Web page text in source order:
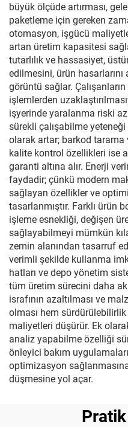
büyük ölçüde artırması,
paketleme için gereken
otomasyon, işgücü
artan üretim kapasitesi
tutarlılık ve hassasiyet,
edilmesini, ürün
görüntü sağlar.
işlemlerden
işyerinde yaralanma riski
sürekli çalışabilme
olarak artar; barkod tarama
kalite kontrol özellikleri ise
garanti altına alır. Enerji
faydadir; çünkü modern
sağlayan özellikler ve
tasarlanmıştır. Farklı ürün
işleme esnekliği, değişen
sağlayabilmeyi mümkün
zemin alanından tasarruf
verimli şekilde kullanma
hatları ve depo yönetim
tüm üretim sürecini daha
israfının azaltılması ve
olması hem
maliyetleri düşürür. Ek
analiz yapabilme özelliği
önleyici bakım
optimizasyon
düşmesine yol açar.